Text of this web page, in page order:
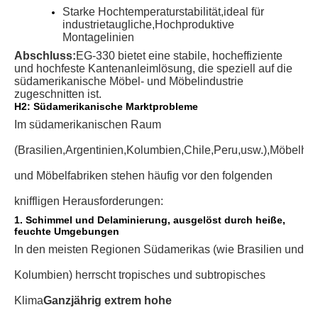
Starke Hochtemperaturstabilität,ideal für
industrietaugliche,Hochproduktive
Montagelinien
Abschluss:EG-330 bietet eine stabile, hocheffiziente
und hochfeste Kantenanleimlösung, die speziell auf die
südamerikanische Möbel- und Möbelindustrie
zugeschnitten ist.
H2: Südamerikanische Marktprobleme
Im südamerikanischen Raum
(Brasilien,Argentinien,Kolumbien,Chile,Peru,usw.),
und Möbelfabriken stehen häufig vor den folgenden
kniffligen Herausforderungen:
1. Schimmel und Delaminierung, ausgelöst durch heiße,
feuchte Umgebungen
In den meisten Regionen Südamerikas (wie Brasilien und
Kolumbien) herrscht tropisches und subtropisches
KlimaGanzjährig extrem hohe